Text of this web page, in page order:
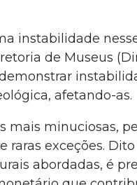
instabilidade
de Museus
afetando-as.
mais minuciosas,
raras exceções.
abordadas, é